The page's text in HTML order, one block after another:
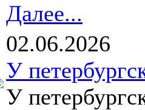
Далее...
02.06.2026
У
У